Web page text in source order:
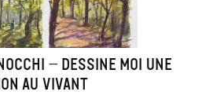
– Dessine moi une
au vivant